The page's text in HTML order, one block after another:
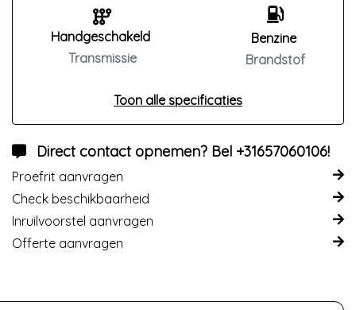
Handgeschakeld
Transmissie
Benzine
Brandstof
Toon alle specificaties
Direct contact opnemen? Bel +31657060106!
Proefrit aanvragen
Check beschikbaarheid
Inruilvoorstel aanvragen
Offerte aanvragen